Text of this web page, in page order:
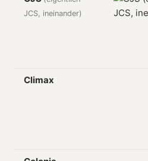
JCS, ineinander)
Climax